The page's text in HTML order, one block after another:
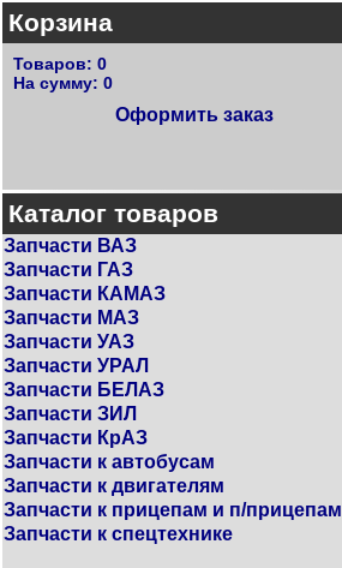
Корзина
Товаров: 0
На сумму: 0
Оформить заказ
Каталог товаров
Запчасти ВАЗ
Запчасти ГАЗ
Запчасти КАМАЗ
Запчасти МАЗ
Запчасти УАЗ
Запчасти УРАЛ
Запчасти БЕЛАЗ
Запчасти ЗИЛ
Запчасти КрАЗ
Запчасти к автобусам
Запчасти к двигателям
Запчасти к прицепам и п/прицепам
Запчасти к спецтехнике